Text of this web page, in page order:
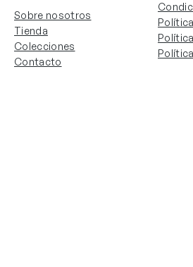
Sobre nosotros
Tienda
Colecciones
Contacto